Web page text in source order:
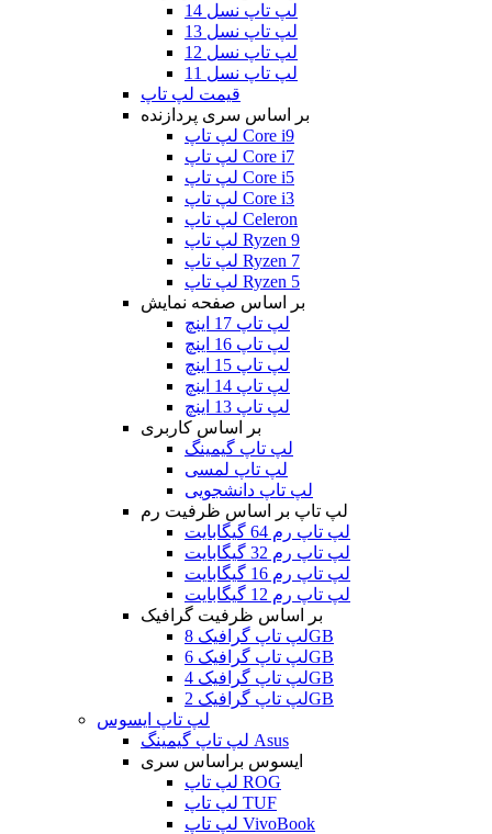
لپ تاپ نسل 14
لپ تاپ نسل 13
لپ تاپ نسل 12
لپ تاپ نسل 11
قیمت لپ تاپ
بر اساس سری پردازنده
لپ تاپ Core i9
لپ تاپ Core i7
لپ تاپ Core i5
لپ تاپ Core i3
لپ تاپ Celeron
لپ تاپ Ryzen 9
لپ تاپ Ryzen 7
لپ تاپ Ryzen 5
بر اساس صفحه نمایش
لپ تاپ 17 اینچ
لپ تاپ 16 اینچ
لپ تاپ 15 اینچ
لپ تاپ 14 اینچ
لپ تاپ 13 اینچ
بر اساس کاربری
لپ تاپ گیمینگ
لپ تاپ لمسی
لپ تاپ دانشجویی
لپ تاپ بر اساس ظرفیت رم
لپ تاپ رم 64 گیگابایت
لپ تاپ رم 32 گیگابایت
لپ تاپ رم 16 گیگابایت
لپ تاپ رم 12 گیگابایت
بر اساس ظرفیت گرافیک
لپ تاپ گرافیک 8GB
لپ تاپ گرافیک 6GB
لپ تاپ گرافیک 4GB
لپ تاپ گرافیک 2GB
لپ تاپ ایسوس
لپ تاپ گیمینگ Asus
ایسوس براساس سری
لپ تاپ ROG
لپ تاپ TUF
لپ تاپ VivoBook